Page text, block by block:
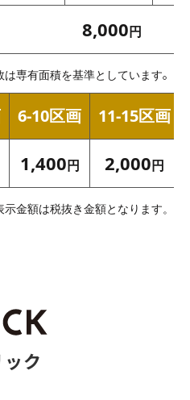
8,000円
専有面積を基準としています。
6-10区画 11-15区画
1,400円 2,000円
金額は税抜き金額となります。
ク